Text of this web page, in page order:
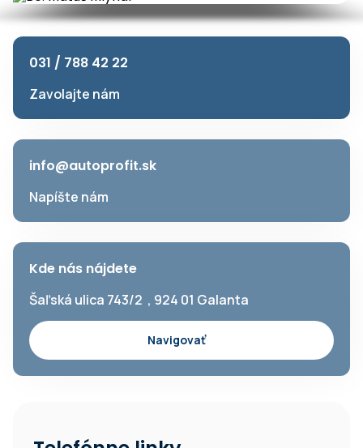
031 / 788 42 22
Zavolajte nám
info@autoprofit.sk
Napíšte nám
Kde nás nájdete
Šaľská ulica 743/2 , 924 01 Galanta
Navigovať